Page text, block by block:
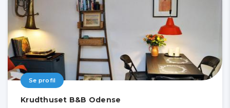
Se profil
Krudthuset B&B Odense